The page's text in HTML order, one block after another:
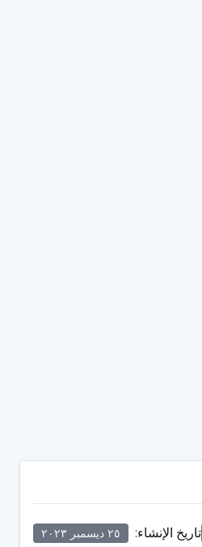
تاريخ الإنشاء: ٢٥ ديسمبر ٢٠٢٣